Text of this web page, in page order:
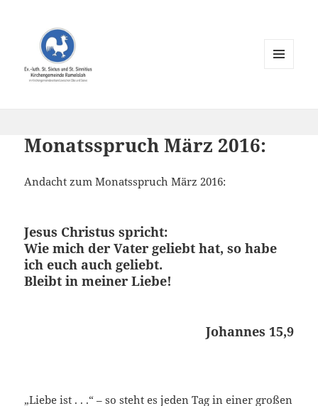
Monatsspruch März 2016:
Andacht zum Monatsspruch März 2016:
Jesus Christus spricht:
Wie mich der Vater geliebt hat, so habe
ich euch auch geliebt.
Bleibt in meiner Liebe!
Johannes 15,9
„Liebe ist . . .“ – so steht es jeden Tag in einer großen